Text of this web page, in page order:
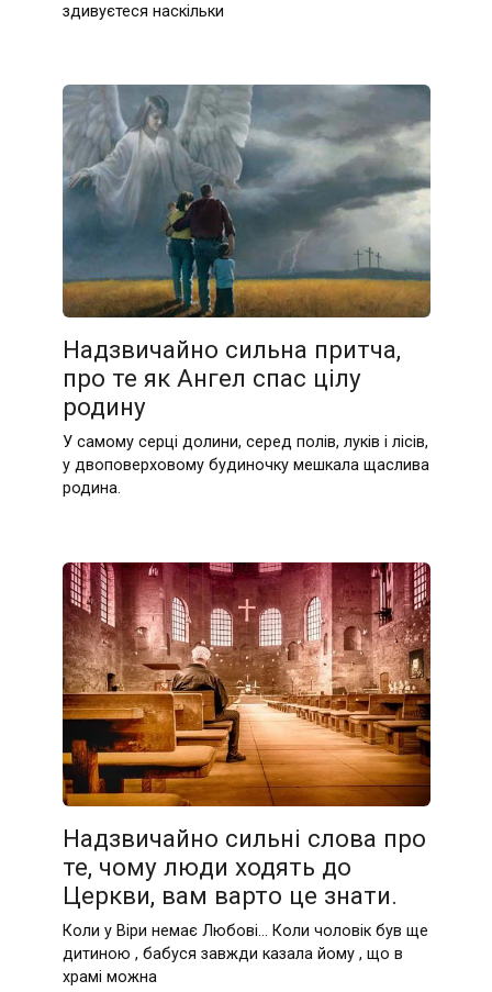
здивуєтеся наскільки
Надзвичайно сильна притча,
про те як Ангел спас цілу
родину
У самому серці долини, серед полів, луків і лі­сів,
у двоповерховому будиночку мешкала щас­лива
родина.
Надзвичайно сильні слова про
те, чому люди ходять до
Церкви, вам варто це знати.
Коли у Віри немає Любові… Коли чоловік був ще
дитиною , бабуся завжди казала йому , що в
храмі можна